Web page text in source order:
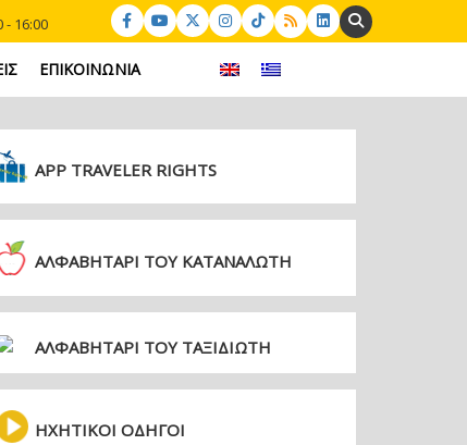
- 16:00 Search:
ΕΠΙΚΟΙΝΩΝΙΑ
APP TRAVELER RIGHTS
ΑΛΦΑΒΗΤΑΡΙ ΤΟΥ ΚΑΤΑΝΑΛΩΤΗ
ΑΛΦΑΒΗΤΑΡΙ ΤΟΥ ΤΑΞΙΔΙΩΤΗ
ΗΧΗΤΙΚΟΙ ΟΔΗΓΟΙ